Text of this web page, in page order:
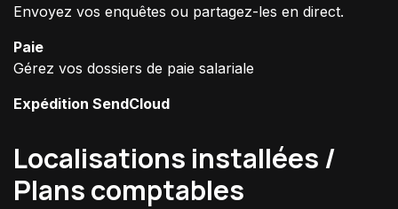
Envoyez vos enquêtes ou partagez-les en direct.
Paie
Gérez vos dossiers de paie salariale
Expédition SendCloud
Localisations installées /
Plans comptables